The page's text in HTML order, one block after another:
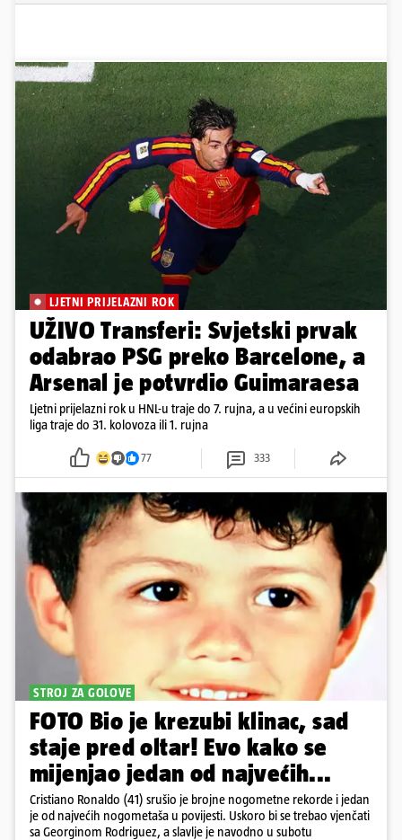
LJETNI PRIJELAZNI ROK
UŽIVO Transferi: Svjetski prvak
odabrao PSG preko Barcelone, a
Arsenal je potvrdio Guimaraesa
Ljetni prijelazni rok u HNL-u traje do 7. rujna, a u većini europskih
liga traje do 31. kolovoza ili 1. rujna
77 333
STROJ ZA GOLOVE
FOTO Bio je krezubi klinac, sad
staje pred oltar! Evo kako se
mijenjao jedan od najvećih...
Cristiano Ronaldo (41) srušio je brojne nogometne rekorde i jedan
je od najvećih nogometaša u povijesti. Uskoro bi se trebao vjenčati
sa Georginom Rodriguez, a slavlje je navodno u subotu